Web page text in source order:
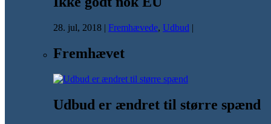
28. jul, 2018 | Fremhævede, Udbud |
Fremhævet
Udbud er ændret til større spænd